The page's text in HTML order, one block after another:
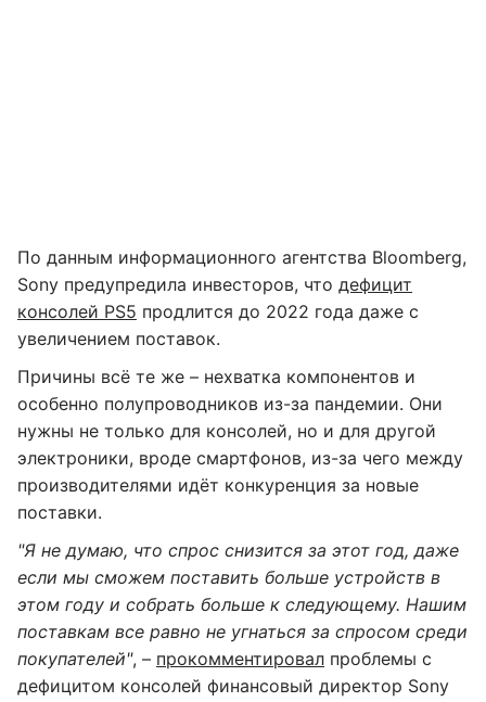
По данным информационного агентства Bloomberg,
Sony предупредила инвесторов, что дефицит
консолей PS5 продлится до 2022 года даже с
увеличением поставок.
Причины всё те же – нехватка компонентов и
особенно полупроводников из-за пандемии. Они
нужны не только для консолей, но и для другой
электроники, вроде смартфонов, из-за чего между
производителями идёт конкуренция за новые
поставки.
"Я не думаю, что спрос снизится за этот год, даже
если мы сможем поставить больше устройств в
этом году и собрать больше к следующему. Нашим
поставкам все равно не угнаться за спросом среди
покупателей", – прокомментировал проблемы с
дефицитом консолей финансовый директор Sony